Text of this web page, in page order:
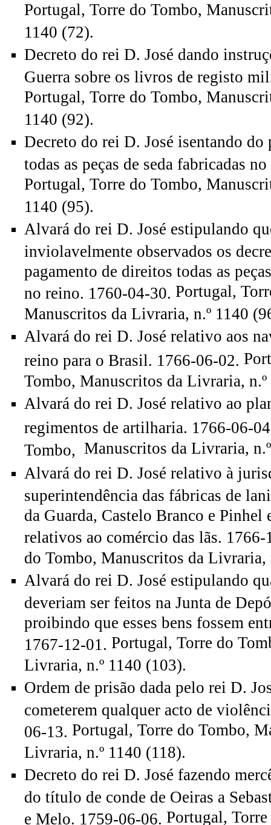
Portugal, Torre do Tombo,
1140 (72).
Decreto do rei D. José dando
Guerra sobre os livros de registo
Portugal, Torre do Tombo,
1140 (92).
Decreto do rei D. José isentando do
todas as peças de seda fabricadas
Portugal, Torre do Tombo,
1140 (95).
Alvará do rei D. José estipulando
inviolavelmente observados os
pagamento de direitos todas as
no reino. 1760-04-30. Portugal,
Manuscritos da Livraria, n.º 1140
Alvará do rei D. José relativo aos
reino para o Brasil. 1766-06-02.
Tombo, Manuscritos da Livraria,
Alvará do rei D. José relativo ao
regimentos de artilharia. 1766-06-
Tombo,
Manuscritos da Livraria,
Alvará do rei D. José relativo à
superintendência das fábricas de
da Guarda, Castelo Branco e Pinhel
relativos ao comércio das lãs.
do Tombo, Manuscritos da Livraria,
Alvará do rei D. José estipulando
deveriam ser feitos na Junta de
proibindo que esses bens fossem
1767-12-01. Portugal, Torre do
Livraria, n.º 1140 (103).
Ordem de prisão dada pelo rei D.
cometerem qualquer acto de
06-13. Portugal, Torre do Tombo,
Livraria, n.º 1140 (118).
Decreto do rei D. José fazendo
do título de conde de Oeiras a
e Melo. 1759-06-06. Portugal,